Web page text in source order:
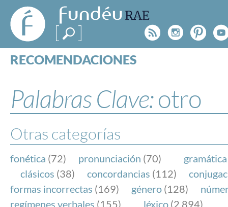
FundéuRAE
- Fundación
del Español
Urgente
Rss
RECOMENDACIONES
ESPECIALES
BLOG
NOTICIAS
SOBRE LA FUNDÉURAE
FundéuRAE es una fundación patrocinada por la
y la Real Academia Española, cuyo objetivo es
el buen uso del español en los medios de
Palabras Clave:otro
Otras categorías
fonética (72) pronunciación (70) gramática
clásicos (38) concordancias (112)
formas incorrectas (169) género (128)
regímenes verbales (155) léxico (2.894)